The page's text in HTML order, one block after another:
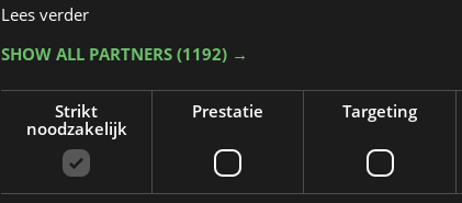
Google zijn van toepassing.
Lees verder
SHOW ALL PARTNERS (1192) →
Strikt
noodzakelijk
Prestatie Targeting